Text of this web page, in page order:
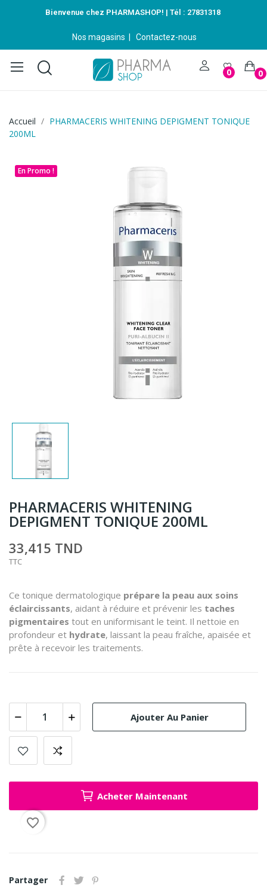
Bienvenue chez PHARMASHOP! | Tél : 27831318
Nos magasins Contactez-nous
0 0
Accueil
PHARMACERIS WHITENING DEPIGMENT TONIQUE
200ML
En Promo !
PHARMACERIS WHITENING
DEPIGMENT TONIQUE 200ML
33,415 TND
TTC
Ce tonique dermatologique prépare la peau aux soins
éclaircissants, aidant à réduire et prévenir les taches
pigmentaires tout en uniformisant le teint. Il nettoie en
profondeur et hydrate, laissant la peau fraîche, apaisée et
prête à recevoir les traitements.
Ajouter Au Panier
Acheter Maintenant
favorite_border
Partager